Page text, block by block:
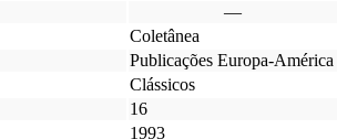
—
Coletânea
Publicações Europa-América
Clássicos
16
1993